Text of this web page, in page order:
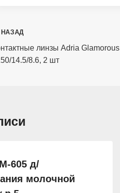
НАЗАД
линзы Adria
14.5/8.6, 2 шт
605 д/
молочной